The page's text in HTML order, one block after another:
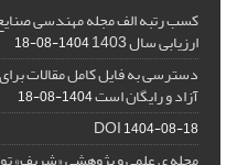
کسب رتبه الف مجله مهندسی
ارزیابی سال 1403 1404-08-18
دسترسی به فایل کامل مقالات
آزاد و رایگان است1404-08-18
DOI1404-08-18